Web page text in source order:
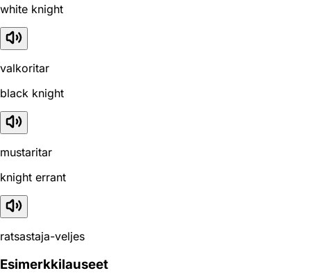
white knight
valkoritar
black knight
mustaritar
knight errant
ratsastaja-veljes
Esimerkkilauseet